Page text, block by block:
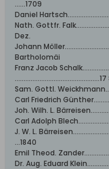
......1709
Daniel
Nath. Gottfr.
Dez.
Johann
Bartholomäi
Franz Jacob
Sam. Gottl.
Carl Friedrich
Joh. Wilh. L.
Carl Adolph
J. W. L.
...1840
Emil Theod.
Dr. Aug. Eduard